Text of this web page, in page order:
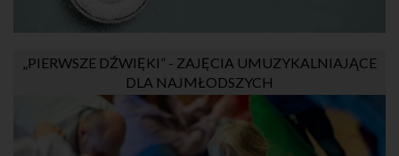
„PIERWSZE DŹWIĘKI” - ZAJĘCIA UMUZYKALNIAJĄCE
DLA NAJMŁODSZYCH